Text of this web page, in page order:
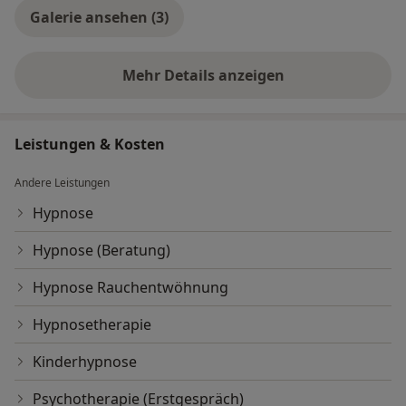
Galerie ansehen (3)
Mehr Details anzeigen
über Erfahrungen
Leistungen & Kosten
Andere Leistungen
Hypnose
Hypnose (Beratung)
Hypnose Rauchentwöhnung
Hypnosetherapie
Kinderhypnose
Psychotherapie (Erstgespräch)